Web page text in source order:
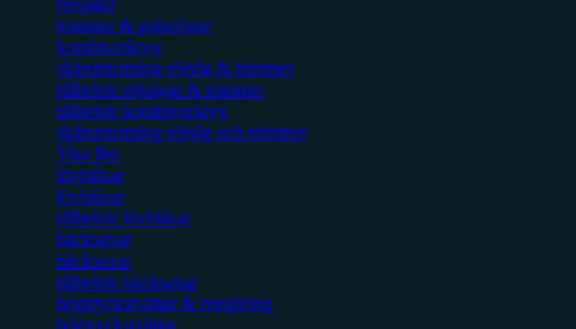
röjsågar
trimmer & gräsröjare
kombiverktyg
skärutrustning röjsåg & trimmer
tillbehör röjsågar & trimmer
tillbehör kombiverktyg
skärutrustning röjsåg och trimmer
Visa fler
lövblåsar
lövblåsar
tillbehör lövblåsar
häcksaxar
häcksaxar
tillbehör häcksaxar
högtryckstvättar & rengöring
högtryckstvättar